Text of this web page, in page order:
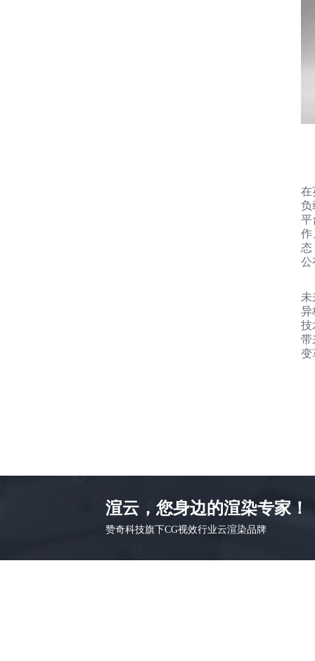
在
负
平
作
态
公
未
异
技
带
变
渲云，您身边的渲染专家！
赞奇科技旗下CG视效行业云渲染品牌